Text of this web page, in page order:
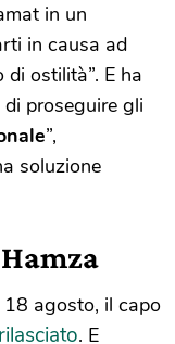
in un
in causa ad
ostilità”. E ha
proseguire gli
”,
soluzione
agosto, il capo
. E